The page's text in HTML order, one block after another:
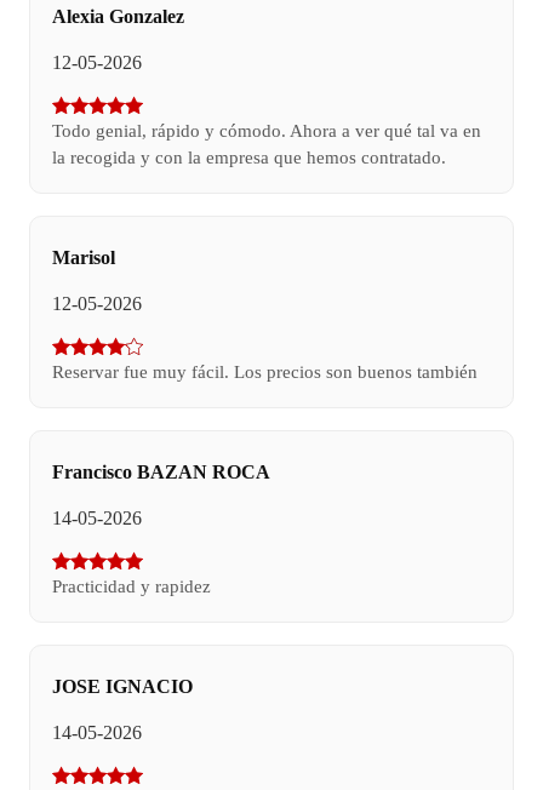
Alexia Gonzalez
12-05-2026
Todo genial, rápido y cómodo. Ahora a ver qué tal va en
la recogida y con la empresa que hemos contratado.
Marisol
12-05-2026
Reservar fue muy fácil. Los precios son buenos también
Francisco BAZAN ROCA
14-05-2026
Practicidad y rapidez
JOSE IGNACIO
14-05-2026